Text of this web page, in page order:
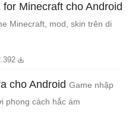
Minecraft cho Android
Minecraft, mod, skin trên di
cho Android Game nhập
phong cách hắc ám